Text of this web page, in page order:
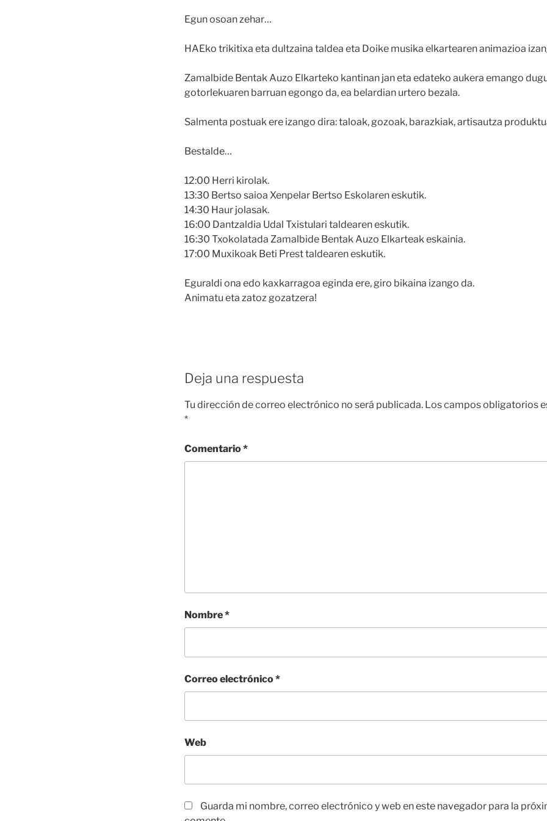
Egun osoan zehar…
HAEko trikitixa eta dultzaina taldea eta Doike musika elkartearen animazioa
Zamalbide Bentak Auzo Elkarteko kantinan jan eta edateko aukera emango
gotorlekuaren barruan egongo da, ea belardian urtero bezala.
Salmenta postuak ere izango dira: taloak, gozoak, barazkiak, artisautza
Bestalde…
12:00 Herri kirolak.
13:30 Bertso saioa Xenpelar Bertso Eskolaren eskutik.
14:30 Haur jolasak.
16:00 Dantzaldia Udal Txistulari taldearen eskutik.
16:30 Txokolatada Zamalbide Bentak Auzo Elkarteak eskainia.
17:00 Muxikoak Beti Prest taldearen eskutik.
Eguraldi ona edo kaxkarragoa eginda ere, giro bikaina izango da.
Animatu eta zatoz gozatzera!
Deja una respuesta
Tu dirección de correo electrónico no será publicada. Los campos obligatorios
*
Comentario*
Nombre*
Correo electrónico*
Web
Guarda mi nombre, correo electrónico y web en este navegador para la